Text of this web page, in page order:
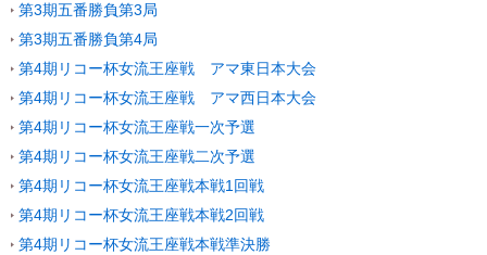
第3期五番勝負第3局
第3期五番勝負第4局
第4期リコー杯女流王座戦 アマ東日本大会
第4期リコー杯女流王座戦 アマ西日本大会
第4期リコー杯女流王座戦一次予選
第4期リコー杯女流王座戦二次予選
第4期リコー杯女流王座戦本戦1回戦
第4期リコー杯女流王座戦本戦2回戦
第4期リコー杯女流王座戦本戦準決勝